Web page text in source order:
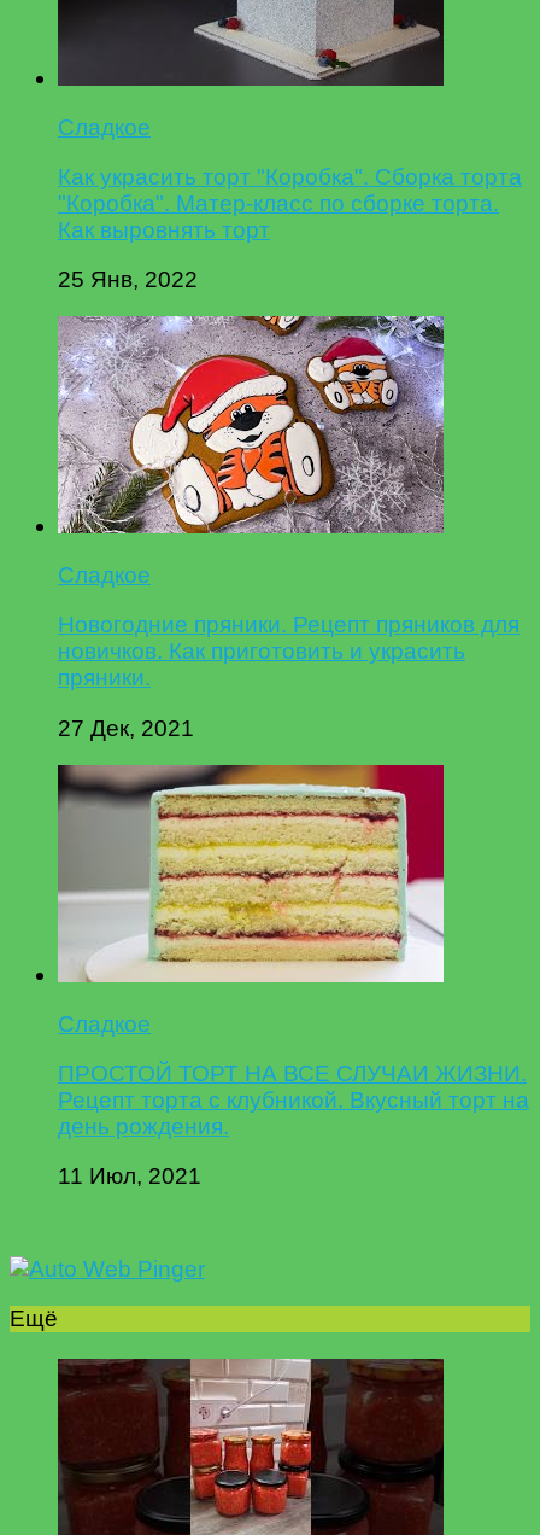
Сладкое
Как украсить торт "Коробка". Сборка торта
"Коробка". Матер-класс по сборке торта.
Как выровнять торт
25 Янв, 2022
Сладкое
Новогодние пряники. Рецепт пряников для
новичков. Как приготовить и украсить
пряники.
27 Дек, 2021
Сладкое
ПРОСТОЙ ТОРТ НА ВСЕ СЛУЧАИ ЖИЗНИ.
Рецепт торта с клубникой. Вкусный торт на
день рождения.
11 Июл, 2021
Ещё